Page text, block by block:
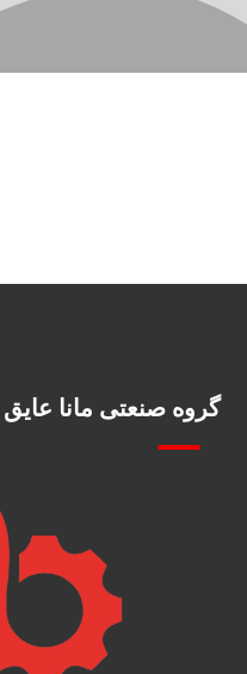
گروه صنعتی مانا عایق